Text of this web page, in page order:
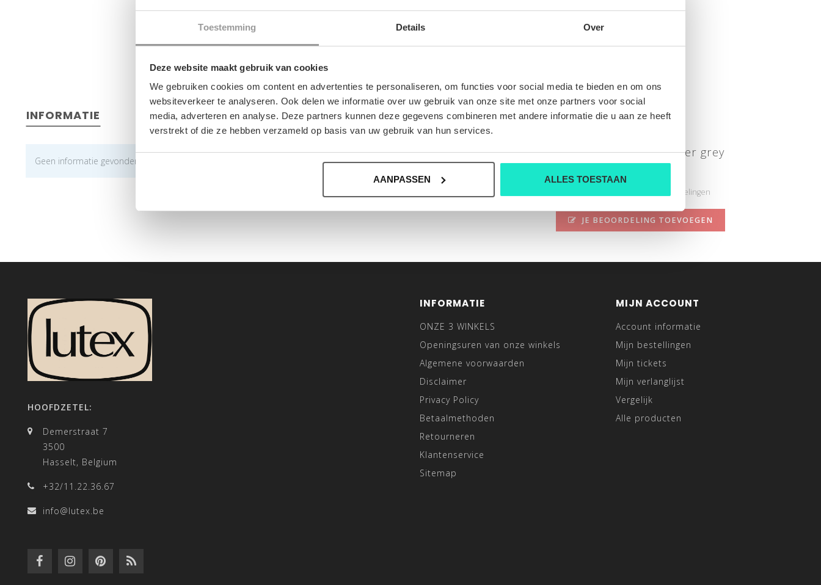
Toestemming Details Over
Deze website maakt gebruik van cookies
We gebruiken cookies om content en advertenties te personaliseren, om functies voor social media te bieden en om ons
websiteverkeer te analyseren. Ook delen we informatie over uw gebruik van onze site met onze partners voor social
media, adverteren en analyse. Deze partners kunnen deze gegevens combineren met andere informatie die u aan ze heeft
verstrekt of die ze hebben verzameld op basis van uw gebruik van hun services.
AANPASSEN ALLES TOESTAAN
INFORMATIE
Geen informatie gevonden
FORTE DEI MARMI glacier grey
Nog niet gewaardeerd
0 sterren op basis van 0 beoordelingen
JE BEOORDELING TOEVOEGEN
HOOFDZETEL:
Demerstraat 7
3500
Hasselt, Belgium
+32/11.22.36.67
info@lutex.be
INFORMATIE
ONZE 3 WINKELS
Openingsuren van onze winkels
Algemene voorwaarden
Disclaimer
Privacy Policy
Betaalmethoden
Retourneren
Klantenservice
Sitemap
MIJN ACCOUNT
Account informatie
Mijn bestellingen
Mijn tickets
Mijn verlanglijst
Vergelijk
Alle producten